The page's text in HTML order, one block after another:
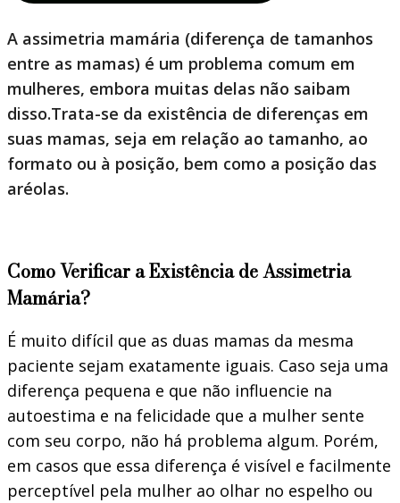
A assimetria mamária (diferença de tamanhos
entre as mamas) é um problema comum em
mulheres, embora muitas delas não saibam
disso.Trata-se da existência de diferenças em
suas mamas, seja em relação ao tamanho, ao
formato ou à posição, bem como a posição das
aréolas.
Como Verificar a Existência de Assimetria
Mamária?
É muito difícil que as duas mamas da mesma
paciente sejam exatamente iguais. Caso seja uma
diferença pequena e que não influencie na
autoestima e na felicidade que a mulher sente
com seu corpo, não há problema algum. Porém,
em casos que essa diferença é visível e facilmente
perceptível pela mulher ao olhar no espelho ou